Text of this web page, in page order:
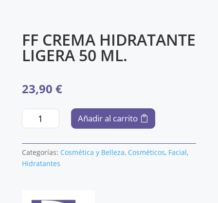
FF CREMA HIDRATANTE
LIGERA 50 ML.
23,90 €
FF
CREMA
50
Añadir al carrito
Categorías: Cosmética y Belleza, Cosméticos, Facial,
Hidratantes